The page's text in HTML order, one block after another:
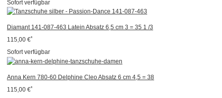
Sofort verfügbar
Diamant 141-087-463 Latein Absatz 6,5 cm 3 = 35 1 /3
115,00 €*
Sofort verfügbar
Anna Kern 780-60 Delphine Cleo Absatz 6 cm 4,5 = 38
115,00 €*